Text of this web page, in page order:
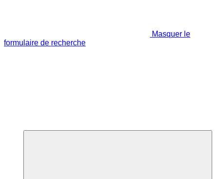
Masquer le
formulaire de recherche